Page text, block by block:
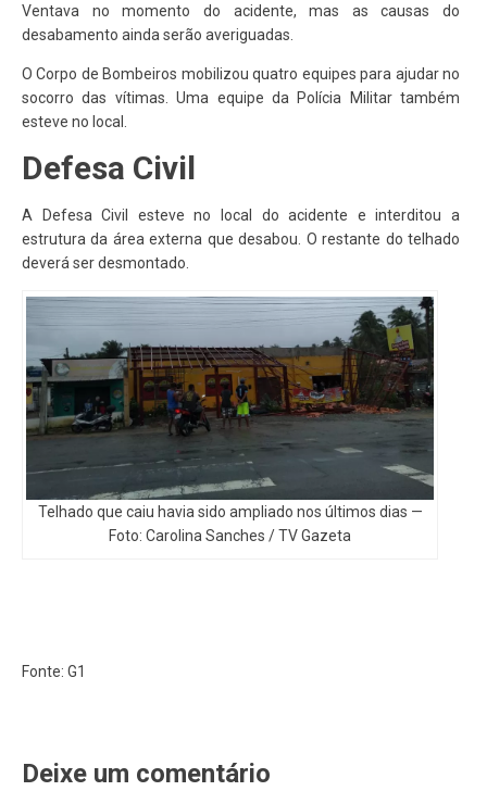
Ventava no momento do acidente, mas as causas do
desabamento ainda serão averiguadas.
O Corpo de Bombeiros mobilizou quatro equipes para ajudar no
socorro das vítimas. Uma equipe da Polícia Militar também
esteve no local.
Defesa Civil
A Defesa Civil esteve no local do acidente e interditou a
estrutura da área externa que desabou. O restante do telhado
deverá ser desmontado.
Telhado que caiu havia sido ampliado nos últimos dias —
Foto: Carolina Sanches / TV Gazeta
Fonte: G1
Deixe um comentário